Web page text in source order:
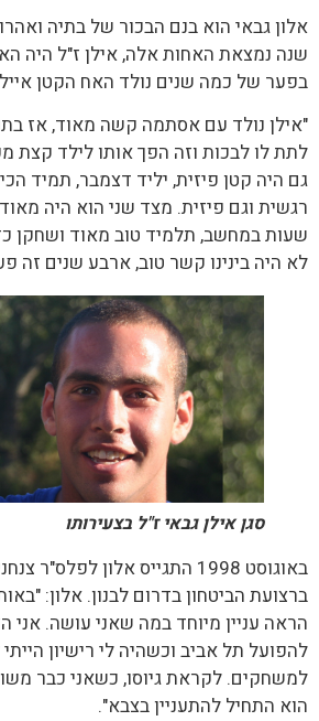
אלון גבאי הוא בנם הבכור של בתיה
שנה נמצאת האחות אלה, אילן ז"ל היה
בפער של כמה שנים נולד האח הקטן
"אילן נולד עם אסתמה קשה מאוד, אז
לתת לו לבכות וזה הפך אותו לילד קצת
גם היה קטן פיזית, יליד דצמבר, תמיד
רגשית וגם פיזית. מצד שני הוא היה
שעות במחשב, תלמיד טוב מאוד ושחקן
לא היה בינינו קשר טוב, ארבע שנים זה
סגן אילן גבאי ז"ל בצעירותו
באוגוסט 1998 התגייס אלון
ברצועת הביטחון בדרום לבנון. אלון:
הראה עניין מיוחד במה שאני עושה. אני
להפועל תל אביב וכשהיה לי רישיון
למשחקים. לקראת גיוסו, כשאני כבר
הוא התחיל להתעניין בצבא".